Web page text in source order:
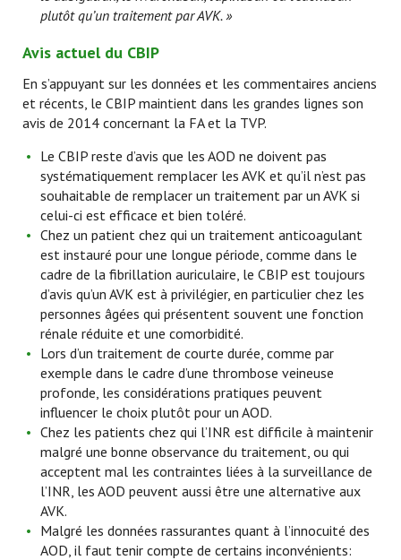
plutôt qu’un traitement par AVK. »
Avis actuel du CBIP
En s’appuyant sur les données et les commentaires anciens
et récents, le CBIP maintient dans les grandes lignes son
avis de 2014 concernant la FA et la TVP.
Le CBIP reste d’avis que les AOD ne doivent pas
systématiquement remplacer les AVK et qu’il n’est pas
souhaitable de remplacer un traitement par un AVK si
celui-ci est efficace et bien toléré.
Chez un patient chez qui un traitement anticoagulant
est instauré pour une longue période, comme dans le
cadre de la fibrillation auriculaire, le CBIP est toujours
d’avis qu’un AVK est à privilégier, en particulier chez les
personnes âgées qui présentent souvent une fonction
rénale réduite et une comorbidité.
Lors d’un traitement de courte durée, comme par
exemple dans le cadre d’une thrombose veineuse
profonde, les considérations pratiques peuvent
influencer le choix plutôt pour un AOD.
Chez les patients chez qui l’INR est difficile à maintenir
malgré une bonne observance du traitement, ou qui
acceptent mal les contraintes liées à la surveillance de
l’INR, les AOD peuvent aussi être une alternative aux
AVK.
Malgré les données rassurantes quant à l’innocuité des
AOD, il faut tenir compte de certains inconvénients: